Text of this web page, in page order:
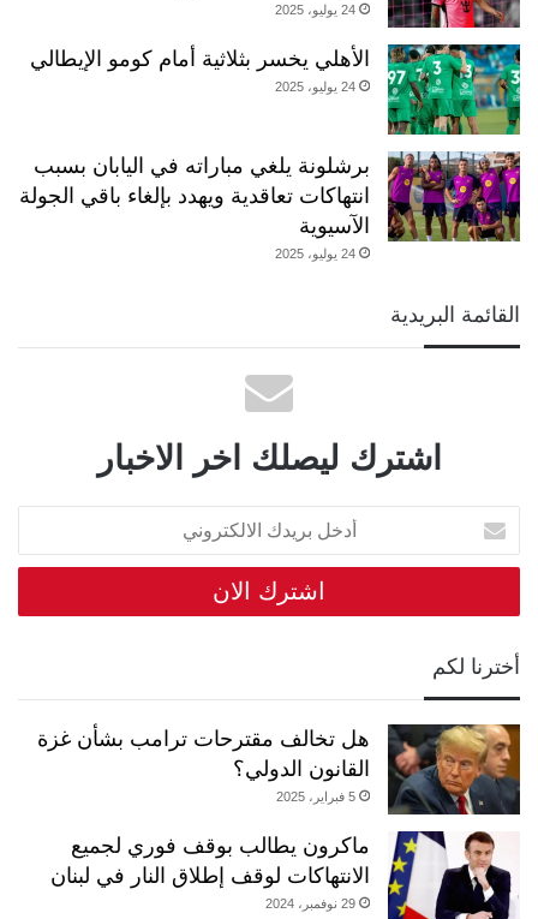
24 يوليو، 2025
الأهلي يخسر بثلاثية أمام كومو الإيطالي
24 يوليو، 2025
برشلونة يلغي مباراته في اليابان بسبب
انتهاكات تعاقدية ويهدد بإلغاء باقي الجولة
الآسيوية
24 يوليو، 2025
القائمة البريدية
اشترك ليصلك اخر الاخبار
أدخل
بريدك
الالكتروني
أخترنا لكم
هل تخالف مقترحات ترامب بشأن غزة
القانون الدولي؟
5 فبراير، 2025
ماكرون يطالب بوقف فوري لجميع
الانتهاكات لوقف إطلاق النار في لبنان
29 نوفمبر، 2024